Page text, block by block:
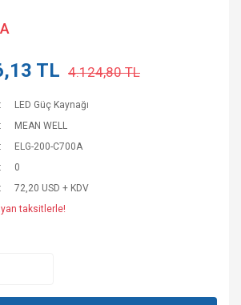
TL 4.124,80 TL
LED Güç Kaynağı
MEAN WELL
ELG-200-C700A
0
72,20 USD + KDV
taksitlerle!